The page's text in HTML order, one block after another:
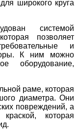
широкого круга
системой
позволяет
и
К ним можно
оборудование,
раме, которая
диаметра. Они
повреждений, а
которая